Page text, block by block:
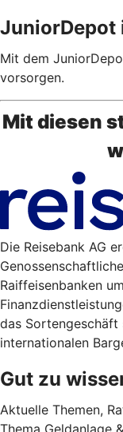
JuniorDepot
Mit dem
vorsorgen.
Mit diesen
Die Reisebank AG
Raiffeisenbanken
das Sortengeschäft
internationalen
Gut zu
Aktuelle Themen,